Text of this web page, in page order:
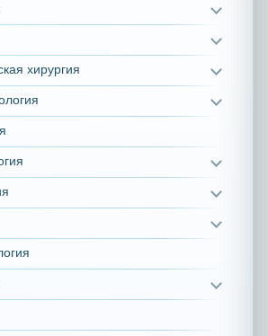
хирургия